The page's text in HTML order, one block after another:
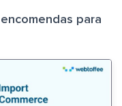
para